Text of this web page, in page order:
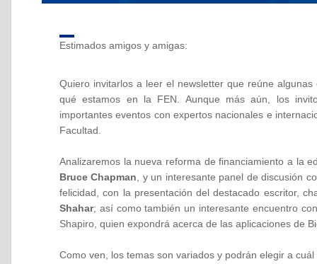
Estimados amigos y amigas:
Quiero invitarlos a leer el newsletter que reúne
qué estamos en la FEN. Aunque más aún, los
importantes eventos con expertos nacionales e
Facultad.
Analizaremos la nueva reforma de financiamiento a la
Bruce Chapman , y un interesante panel de discusión
felicidad, con la presentación del destacado escritor,
Shahar; así como también un interesante encuentro
Shapiro, quien expondrá acerca de las aplicaciones de
Como ven, los temas son variados y podrán elegir a